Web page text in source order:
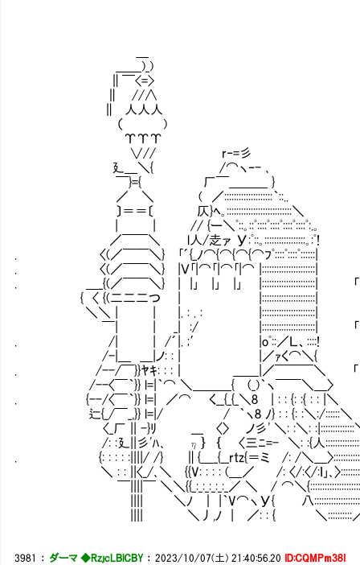
＿＿)_)
∥￣<=>
∥ //∧
∥ 人人人
ⅱ （ )
ⅱ ΥΥΥ
ⅱ ∨// r‐=彡
廴＿＼{ /⌒ヽ‐- ､
￣}={ 厂￣＿＿＿ }
／ ＼ ( ／::::::::::::::::::::｀::..
〕＝＝〔 仄}ﾍ｡:::::::::::::::::::::::::::＼
| | // {ー＼ﾟ::｡::ﾟ::::ﾟ::::ﾟ::::ﾟ::::ﾟ:.｡
／￣￣＼ l人/赱ァ У:ﾟ::｡:::::::::::::::::｡:ﾟ!
. 〈(／￣￣＼} ｢´{_ﾉ⌒{⌒{⌒{⌒ﾌﾟ::::ﾟ::::ﾟ::::::|
. 〈(／￣￣＼} |Ｖ｢|⌒｢|⌒｢|⌒ |::::::::::::::::::::::|
. ＿_{(／￣￣＼} | |｣ |｣ |｣ |::::::::::::::::::::::| 「怪異
{ 〈 {(二二二つ | |::::::::::::::::::::::|
＼＼ | | |. : . : |::::::::::::::::::::::|
￣| | _| :/ |::::::::::::::::::::::| 「山ほどの物語を
. /| | /´|. ;′ |oﾟ::／Ｌ、::::!
/-|＿ ＿|ノ: : | |／ｧく⌒＼{
. /--/￣}}ﾔｷ: : :｜ ＿＿|／￣￣￣＼ 「先生の授
/--〈￣｀}} l=|｀⌒ ＼＿＿＿{ (_)｀ヽ￣￣＼＿〉
. {--/〈￣｀}} l=| ／⌒ く__{_{_＼8 | : : {: :{ : : |＼
辷{_/￣_,}} l=|/ / ｀ヽ8 ﾉ} : : {: :＼:/::::::＼
〈_厂 || -}ﾘ ___ 〈〉 ノ彡' ＼: :＼: :|::::::::::::::
/: :廴||彡'ﾊ､ η｝ ｛ 〈三ﾆ=- ＼: :{人
. {: : : : :||||/ /} ∥{＿_{__rtz{＝ミ /: /＼＿〉
＼ : : ||〈_/､＼ {{V: : : : (＿／ /: 〈/:〈/:ｌ｣､〉
￣||||￣ ＼＼{{_:_:_:_:_:_／ ＼ / ⌒＼
|||| ＼ﾉ ｜ |｀V⌒ヽУ{ 八
|||| ＼丿,ﾉ | ／: : { ＼::::::::::
3981 ： ダーマ ◆RzjcLBlCBY：2023/10/07(土) 21:40:56.20 ID:CQMPm38I